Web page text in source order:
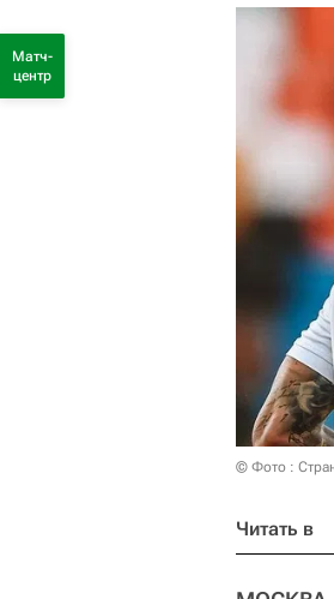
© Фото :
Читать в
Матч-
центр